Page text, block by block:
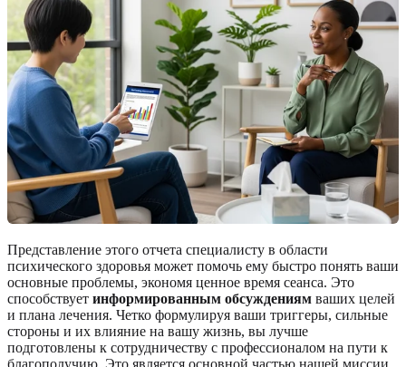
Представление этого отчета специалисту в области
психического здоровья может помочь ему быстро понять ваши
основные проблемы, экономя ценное время сеанса. Это
способствует информированным обсуждениям ваших целей
и плана лечения. Четко формулируя ваши триггеры, сильные
стороны и их влияние на вашу жизнь, вы лучше
подготовлены к сотрудничеству с профессионалом на пути к
благополучию. Это является основной частью нашей миссии